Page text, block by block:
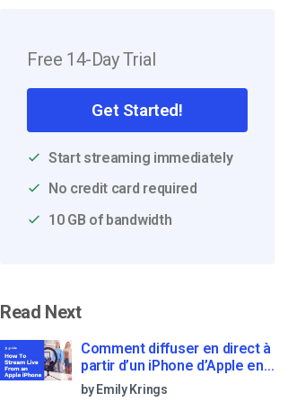
Free 14-Day Trial
Get Started!
Start streaming immediately
No credit card required
10 GB of bandwidth
Read Next
Comment diffuser en direct à
partir d’un iPhone d’Apple en
6 étapes faciles
by Emily Krings